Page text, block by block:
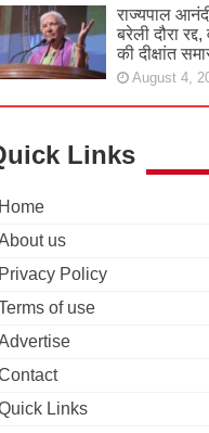
राज्यपाल
बरेली दौरा
की दीक्षांत
August 4,
Links
Home
us
Privacy Policy
of use
Links